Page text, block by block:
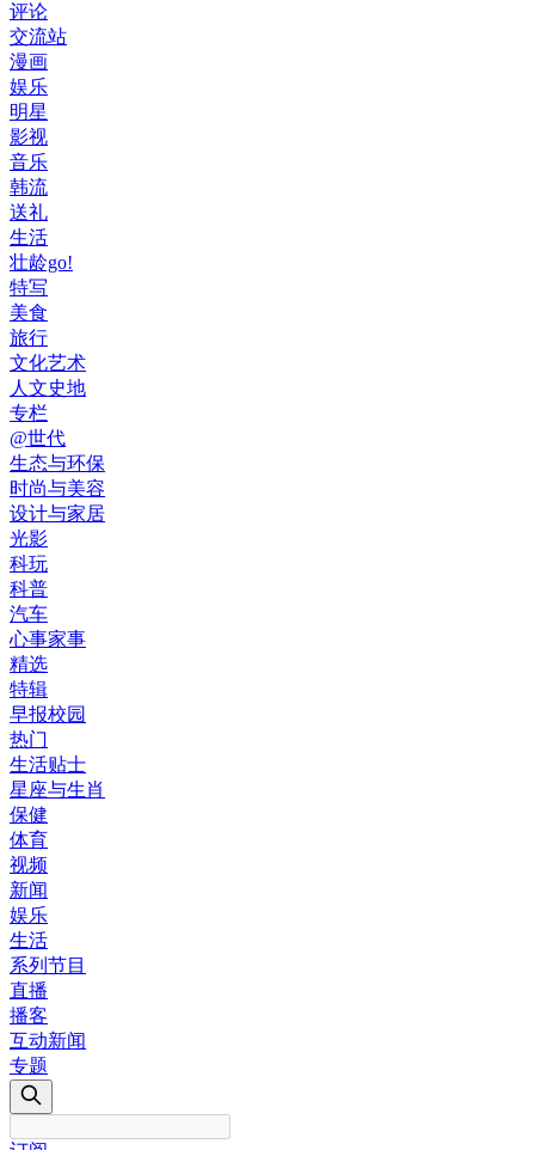
评论
交流站
漫画
娱乐
明星
影视
音乐
韩流
送礼
生活
壮龄go!
特写
美食
旅行
文化艺术
人文史地
专栏
@世代
生态与环保
时尚与美容
设计与家居
光影
科玩
科普
汽车
心事家事
精选
特辑
早报校园
热门
生活贴士
星座与生肖
保健
体育
视频
新闻
娱乐
生活
系列节目
直播
播客
互动新闻
专题